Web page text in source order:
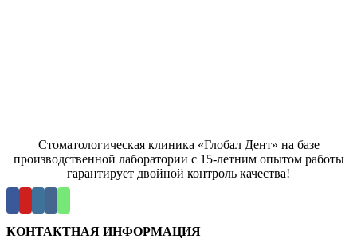
Стоматологическая клиника «Глобал Дент» на базе
производственной лаборатории с 15-летним опытом работы
гарантирует двойной контроль качества!
КОНТАКТНАЯ ИНФОРМАЦИЯ